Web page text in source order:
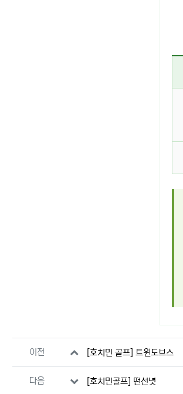
관련자료
이전 [호치민 골프] 트윈도브스
다음 [호치민골프] 떤선녓